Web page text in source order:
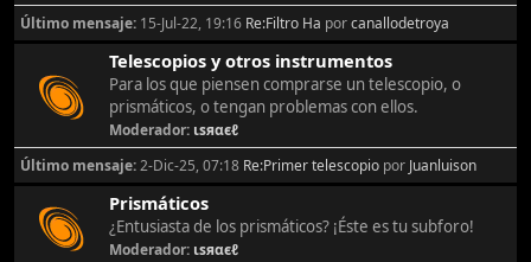
Último mensaje: 15-Jul-22, 19:16 Re:Filtro Ha porcanallodetroya
Telescopios y otros instrumentos
Para los que piensen comprarse un telescopio, o
prismáticos, o tengan problemas con ellos.
Moderador: ιѕяαєℓ
Último mensaje:2-Dic-25, 07:18 Re:Primer telescopio por Juanluison
Prismáticos
¿Entusiasta de los prismáticos? ¡Éste es tu subforo!
Moderador: ιѕяαєℓ